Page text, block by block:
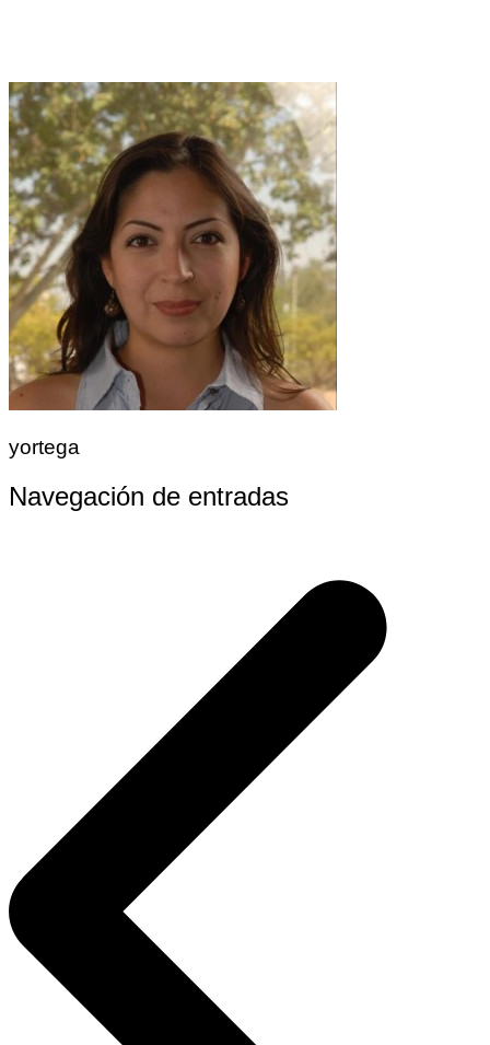
yortega
Navegación de entradas